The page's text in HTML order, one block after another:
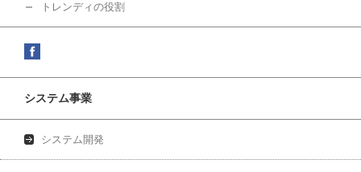
トレンディの役割
システム事業
システム開発